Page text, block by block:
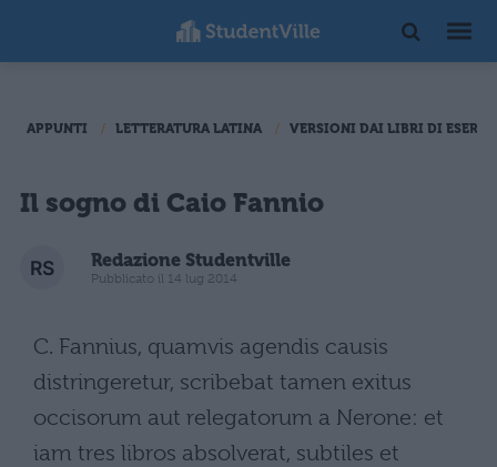
APPUNTI LETTERATURA LATINA VERSIONI DAI LIBRI DI
Il sogno di Caio Fannio
Redazione Studentville
Pubblicato il 14 lug 2014
C. Fannius, quamvis agendis causis
distringeretur, scribebat tamen exitus
occisorum aut relegatorum a Nerone: et
iam tres libros absolverat, subtiles et